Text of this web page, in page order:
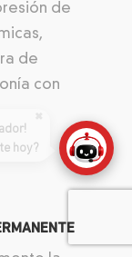
de
de
con